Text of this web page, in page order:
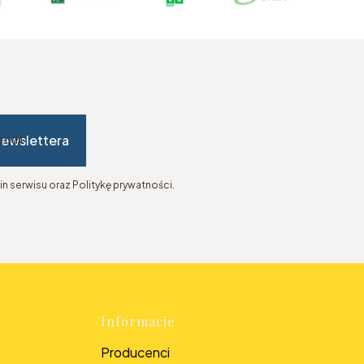
serwisu oraz Politykę prywatności.
Informacje
Producenci